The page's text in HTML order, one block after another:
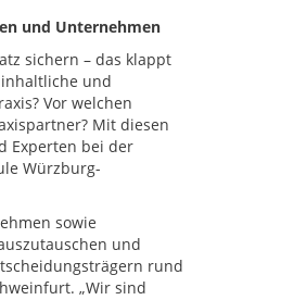
und Unternehmen
sichern – das klappt
und
Vor welchen
Mit diesen
Experten bei der
Würzburg-
sowie
und
rund
„Wir sind